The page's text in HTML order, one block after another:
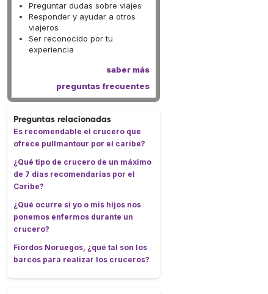
Preguntar dudas sobre viajes
Responder y ayudar a otros
viajeros
Ser reconocido por tu
experiencia
saber más
preguntas frecuentes
Preguntas relacionadas
Es recomendable el crucero que
ofrece pullmantour por el caribe?
¿Qué tipo de crucero de un máximo
de 7 días recomendarías por el
Caribe?
¿Qué ocurre si yo o mis hijos nos
ponemos enfermos durante un
crucero?
Fiordos Noruegos, ¿qué tal son los
barcos para realizar los cruceros?